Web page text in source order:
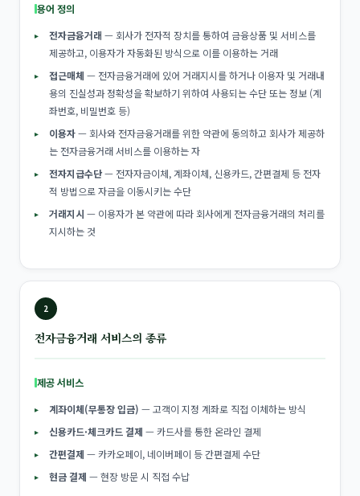
용어 정의
전자금융거래 — 회사가 전자적 장치를 통하여 금융상품 및 서비스를
제공하고, 이용자가 자동화된 방식으로 이를 이용하는 거래
접근매체 — 전자금융거래에 있어 거래지시를 하거나 이용자 및 거래내
용의 진실성과 정확성을 확보하기 위하여 사용되는 수단 또는 정보 (계
좌번호, 비밀번호 등)
이용자— 회사와 전자금융거래를 위한 약관에 동의하고 회사가 제공하
는 전자금융거래 서비스를 이용하는 자
전자지급수단— 전자자금이체, 계좌이체, 신용카드, 간편결제 등 전자
적 방법으로 자금을 이동시키는 수단
거래지시 — 이용자가 본 약관에 따라 회사에게 전자금융거래의 처리를
지시하는 것
2
전자금융거래 서비스의 종류
제공 서비스
계좌이체(무통장 입금) — 고객이 지정 계좌로 직접 이체하는 방식
신용카드·체크카드 결제 — 카드사를 통한 온라인 결제
간편결제 — 카카오페이, 네이버페이 등 간편결제 수단
현금 결제 — 현장 방문 시 직접 수납